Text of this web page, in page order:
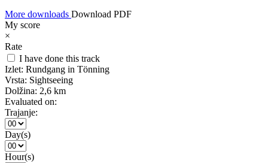
More downloads Download PDF
My score
×
Rate
I have done this track
Izlet: Rundgang in Tönning
Vrsta: Sightseeing
Dolžina: 2,6 km
Evaluated on:
Trajanje:
Day(s)
Hour(s)